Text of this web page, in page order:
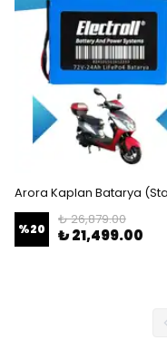
%20
₺ 26,879.00
₺ 21,499.00